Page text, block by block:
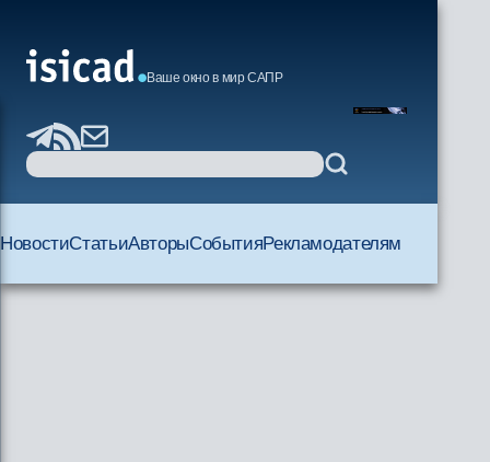
Ваше окно в мир САПР
НовостиСтатьиАвторыСобытияРекламодателям